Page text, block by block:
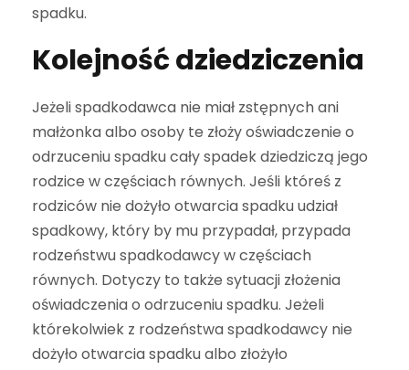
spadku.
Kolejność dziedziczenia
Jeżeli spadkodawca nie miał zstępnych ani
małżonka albo osoby te złoży oświadczenie o
odrzuceniu spadku cały spadek dziedziczą jego
rodzice w częściach równych. Jeśli któreś z
rodziców nie dożyło otwarcia spadku udział
spadkowy, który by mu przypadał, przypada
rodzeństwu spadkodawcy w częściach
równych. Dotyczy to także sytuacji złożenia
oświadczenia o odrzuceniu spadku. Jeżeli
którekolwiek z rodzeństwa spadkodawcy nie
dożyło otwarcia spadku albo złożyło